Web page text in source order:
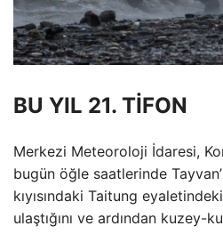
BU YIL 21. TİFON
Merkezi Meteoroloji İdaresi,
bugün öğle saatlerinde
kıyısındaki Taitung
ulaştığını ve ardından kuzey-